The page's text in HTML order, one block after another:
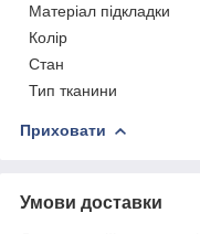
Матеріал підкладки
Колір
Стан
Тип тканини
Приховати
Умови доставки